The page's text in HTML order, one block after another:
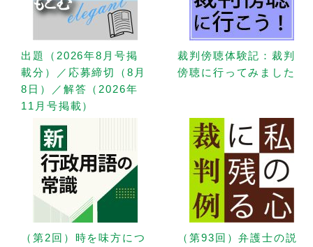
出題（2026年8月号掲
載分）／応募締切（8月
8日）／解答（2026年
11月号掲載）
裁判傍聴体験記：裁判
傍聴に行ってみました
（第2回）時を味方につ
（第93回）弁護士の説